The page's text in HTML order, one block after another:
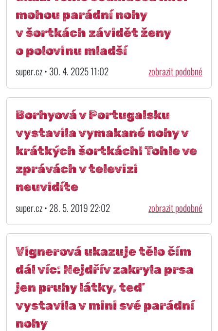
mohou parádní nohy
v šortkách závidět ženy
o polovinu mladší
super.cz • 30. 4. 2025 11:02 zobrazit podobné
Borhyová v Portugalsku
vystavila vymakané nohy v
krátkých šortkách! Tohle ve
zprávách v televizi
neuvidíte
super.cz • 28. 5. 2019 22:02 zobrazit podobné
Vignerová ukazuje tělo čím
dál víc: Nejdřív zakryla prsa
jen pruhy látky, teď
vystavila v mini své parádní
nohy